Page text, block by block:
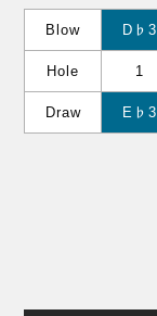
Blow D♭3
Hole 1
Draw E♭3